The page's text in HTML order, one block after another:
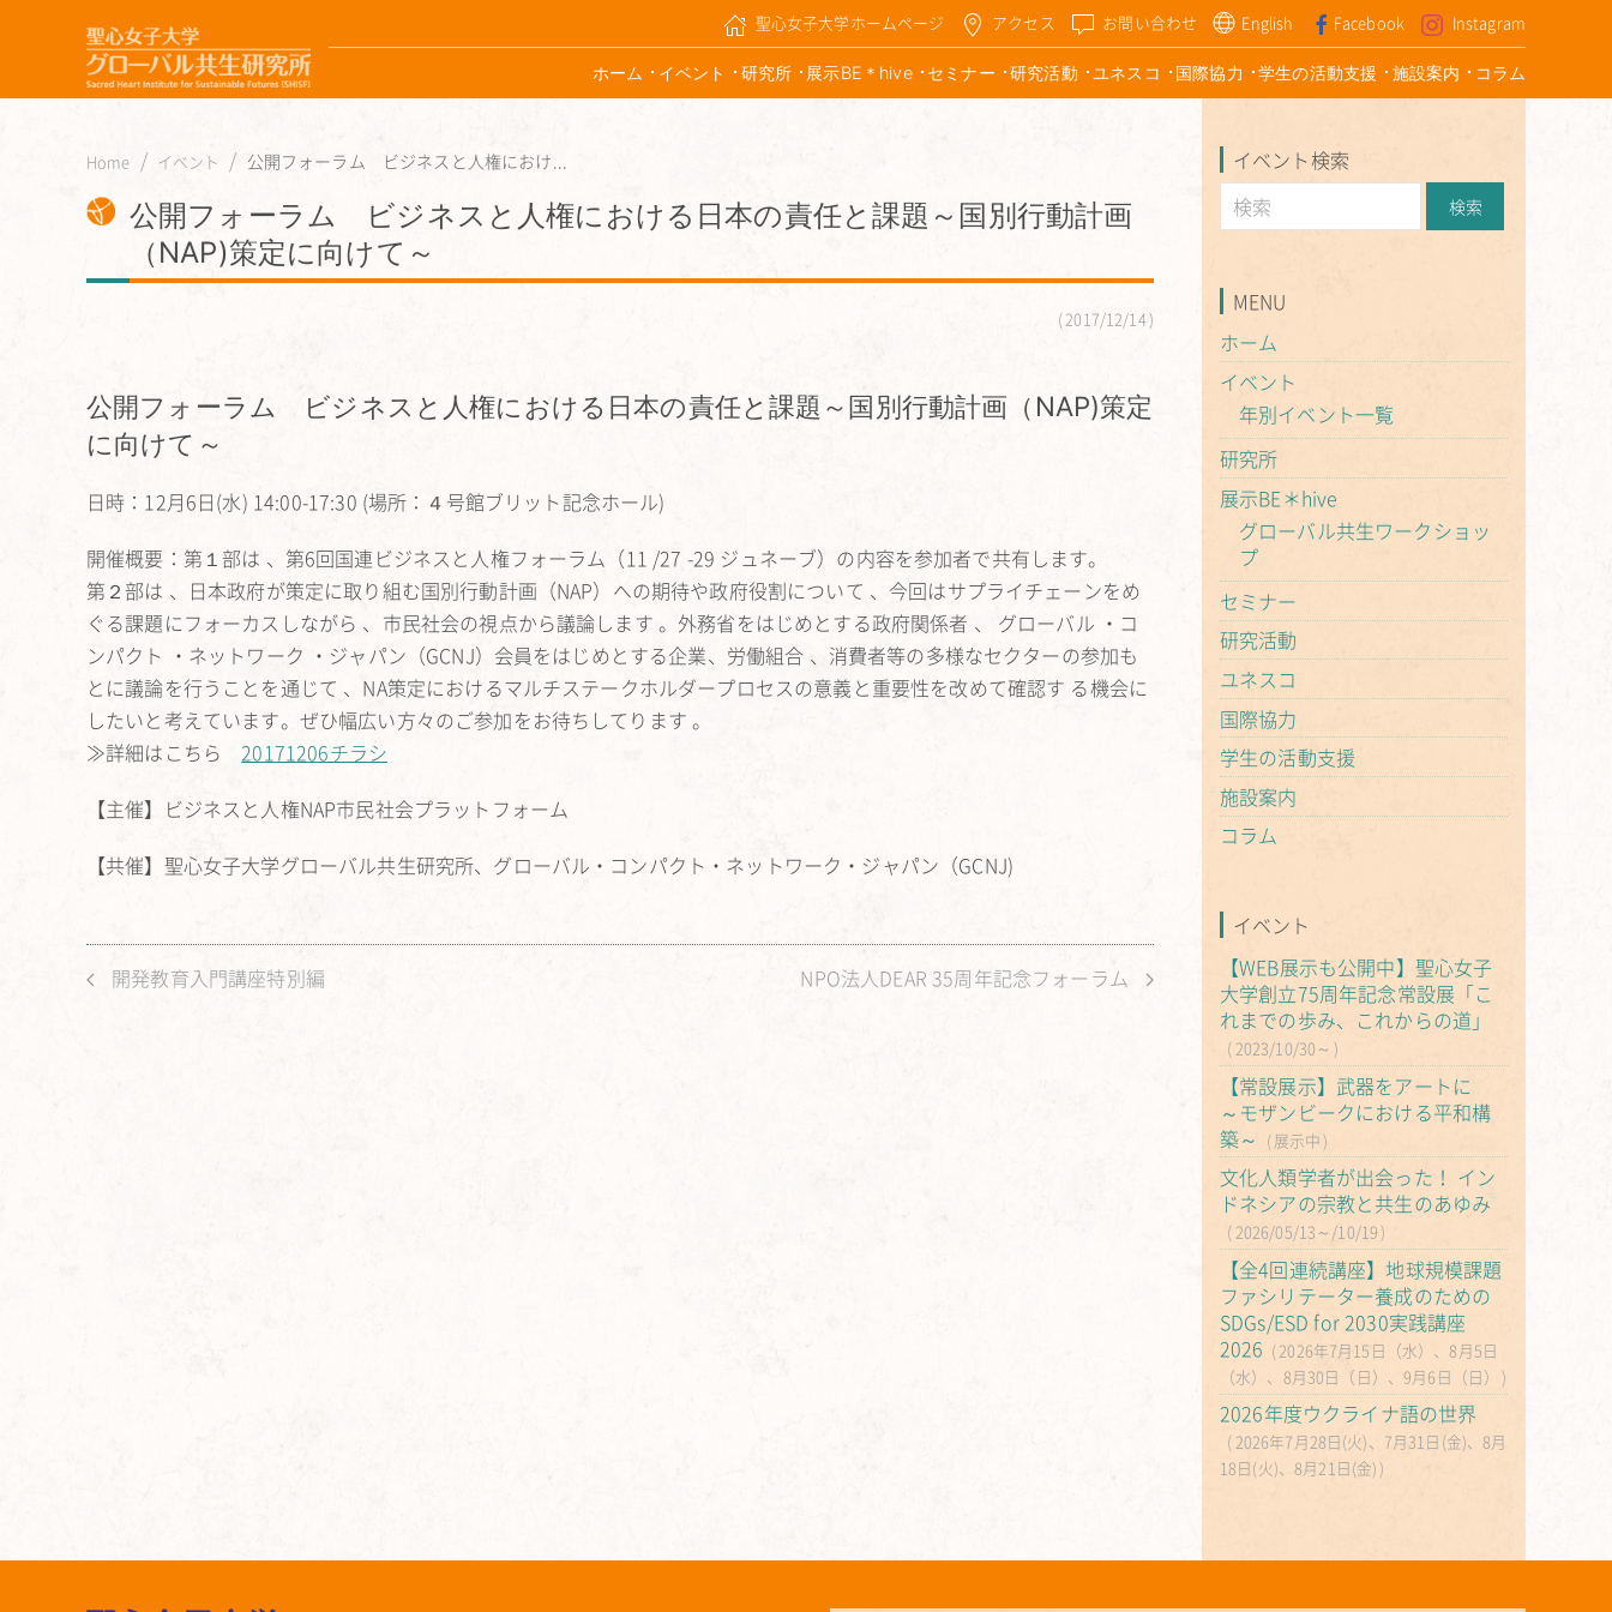
聖心女子大学ホームページ アクセス お問い合わせ English Facebook Instagram
ホーム イベント 研究所 展示BE＊hive セミナー 研究活動 ユネスコ 国際協力 学生の活動支援 施設案内 コラム
Home イベント 公開フォーラム ビジネスと人権におけ...
公開フォーラム ビジネスと人権における日本の責任と課題～国別行動計画
（NAP)策定に向けて～
2017/12/14
公開フォーラム ビジネスと人権における日本の責任と課題～国別行動計画（NAP)策定
に向けて～
日時：12月6日(水) 14:00-17:30 (場所：４号館ブリット記念ホール)
開催概要：第１部は 、第6回国連ビジネスと人権フォーラム（11 /27 -29 ジュネーブ）の内容を参加者で共有します。
第２部は 、日本政府が策定に取り組む国別行動計画（NAP）への期待や政府役割について 、今回はサプライチェーンをめ
ぐる課題にフォーカスしながら 、市民社会の視点から議論します 。外務省をはじめとする政府関係者 、 グローバル ・コ
ンパクト ・ネットワーク ・ジャパン（GCNJ）会員をはじめとする企業、労働組合 、消費者等の多様なセクターの参加も
とに議論を行うことを通じて 、NA策定におけるマルチステークホルダープロセスの意義と重要性を改めて確認す る機会に
したいと考えています。ぜひ幅広い方々のご参加をお待ちしてります 。
≫詳細はこちら 20171206チラシ
【主催】ビジネスと人権NAP市民社会プラットフォーム
【共催】聖心女子大学グローバル共生研究所、グローバル・コンパクト・ネットワーク・ジャパン（GCNJ)
開発教育入門講座特別編 NPO法人DEAR 35周年記念フォーラム
イベント検索
MENU
ホーム
イベント
年別イベント一覧
研究所
展示BE＊hive
グローバル共生ワークショッ
プ
セミナー
研究活動
ユネスコ
国際協力
学生の活動支援
施設案内
コラム
イベント
【WEB展示も公開中】聖心女子
大学創立75周年記念常設展「こ
れまでの歩み、これからの道」
2023/10/30～
【常設展示】武器をアートに
～モザンビークにおける平和構
築～
展示中
文化人類学者が出会った！ イン
ドネシアの宗教と共生のあゆみ
2026/05/13～/10/19
【全4回連続講座】地球規模課題
ファシリテーター養成のための
SDGs/ESD for 2030実践講座
2026
2026年7月15日（水）、8月5日
（水）、8月30日（日）、9月6日（日）
2026年度ウクライナ語の世界
2026年7月28日(火)、7月31日(金)、8月
18日(火)、8月21日(金)